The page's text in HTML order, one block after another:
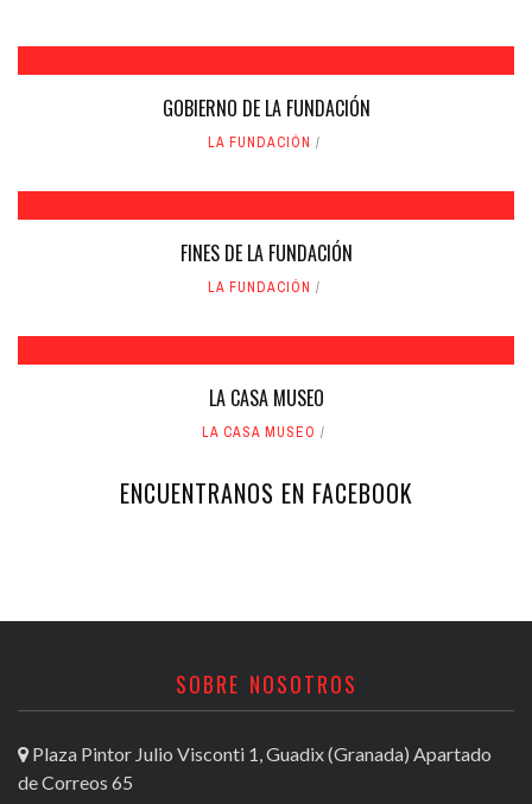
GOBIERNO DE LA FUNDACIÓN
LA FUNDACIÓN
FINES DE LA FUNDACIÓN
LA FUNDACIÓN
LA CASA MUSEO
LA CASA MUSEO
ENCUENTRANOS EN FACEBOOK
SOBRE NOSOTROS
Plaza Pintor Julio Visconti 1, Guadix (Granada) Apartado
de Correos 65